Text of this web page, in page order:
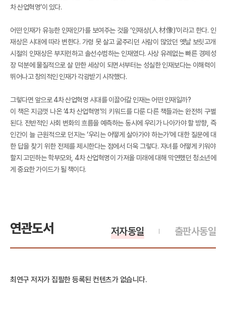
차 산업혁명’이 있다.
어떤 인재가 유능한 인재인가를 보여주는 것을 ‘인재상(人材像)’이라고 한다. 인
재상은 시대에 따라 변한다. 가령 못 살고 굶주리던 사람이 많았던 옛날 보릿고개
시절의 인재상은 부지런하고 솔선수범하는 인재였다. 사상 유례없는 빠른 경제성
장 덕분에 물질적으로 살 만한 세상이 되면서부터는 성실한 인재보다는 이해력이
뛰어나고 창의적인 인재가 각광받기 시작했다.
그렇다면 앞으로 4차 산업혁명 시대를 이끌어갈 인재는 어떤 인재일까?
이 책은 지금껏 나온 ‘4차 산업혁명’의 키워드를 다룬 다른 책들과는 완전히 구별
된다. 전반적인 사회 변화의 흐름을 예측하는 동시에 우리가 나아가야 할 방향, 즉
인간이 늘 근원적으로 던지는 ‘우리는 어떻게 살아가야 하는가’에 대한 질문에 대
한 답을 찾기 위한 전제를 제시한다는 점에서 더욱 그렇다. 자녀를 어떻게 키워야
할지 고민하는 학부모와, 4차 산업혁명이 가져올 미래에 대해 막연했던 청소년에
게 중요한 가이드가 될 책이다.
연관도서 출판사동일
저자동일
최연구 저자가 집필한 등록된 컨텐츠가 없습니다.